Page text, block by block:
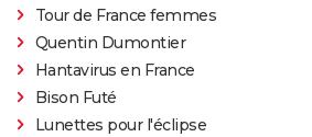
Tour de France femmes
Quentin Dumontier
Hantavirus en France
Bison Futé
Lunettes pour l'éclipse